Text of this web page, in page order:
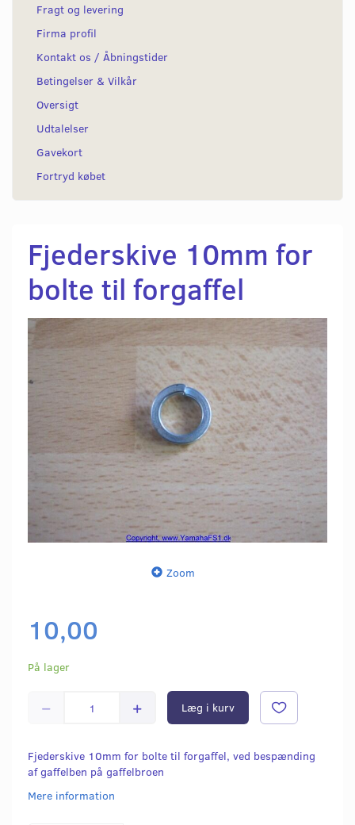
Fragt og levering
Firma profil
Kontakt os / Åbningstider
Betingelser & Vilkår
Oversigt
Udtalelser
Gavekort
Fortryd købet
Fjederskive 10mm for
bolte til forgaffel
Zoom
10,00
På lager
Læg i kurv
Fjederskive 10mm for bolte til forgaffel, ved bespænding
af gaffelben på gaffelbroen
Mere information